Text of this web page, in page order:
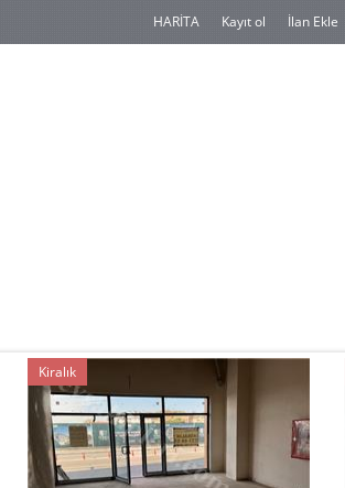
HARİTA Kayıt ol İlan Ekle
Kiralık